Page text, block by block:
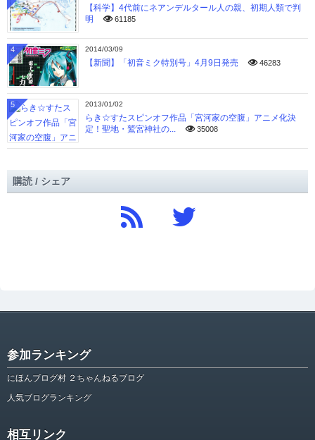
【科学】4代前にネアンデルタール人の親、初期人類で判
明
61185
2014/03/09
【新聞】「初音ミク特別号」4月9日発売 46283
4
2013/01/02
らき☆すたスピンオフ作品「宮河家の空腹」アニメ化決
定！聖地・鷲宮神社の...
35008
5
購読 / シェア
参加ランキング
にほんブログ村 ２ちゃんねるブログ
人気ブログランキング
相互リンク